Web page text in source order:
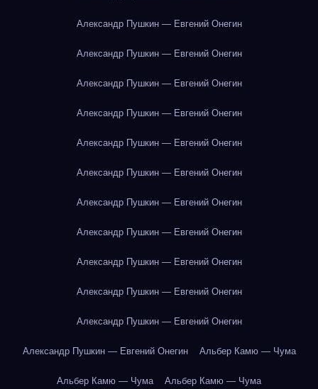
Александр Пушкин — Евгений Онегин
Александр Пушкин — Евгений Онегин
Александр Пушкин — Евгений Онегин
Александр Пушкин — Евгений Онегин
Александр Пушкин — Евгений Онегин
Александр Пушкин — Евгений Онегин
Александр Пушкин — Евгений Онегин
Александр Пушкин — Евгений Онегин
Александр Пушкин — Евгений Онегин
Александр Пушкин — Евгений Онегин
Александр Пушкин — Евгений Онегин
Александр Пушкин — Евгений Онегин Альбер Камю — Чума
Альбер Камю — Чума Альбер Камю — Чума